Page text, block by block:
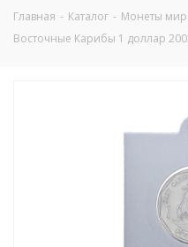
Главная - Каталог - Монеты
Восточные Карибы 1 доллар